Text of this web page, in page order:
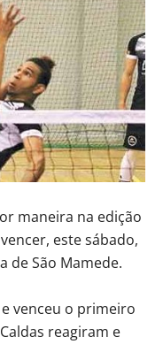
maneira na edição
este sábado,
de São Mamede.
venceu o primeiro
reagiram e